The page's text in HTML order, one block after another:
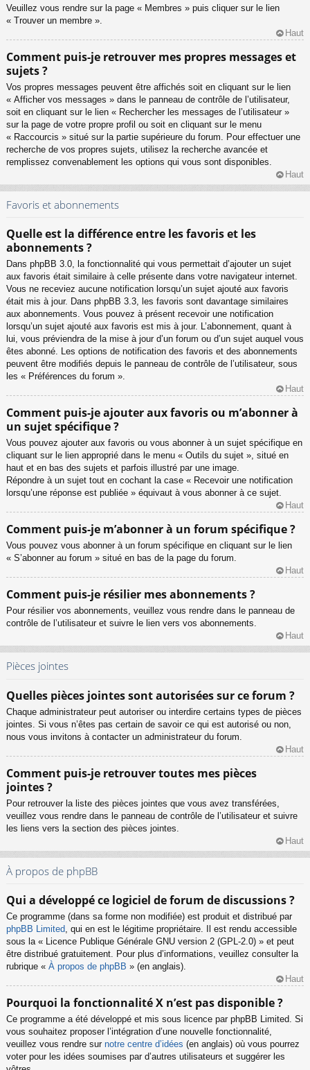
Veuillez vous rendre sur la page « Membres » puis cliquer sur le lien
« Trouver un membre ».
Haut
Comment puis-je retrouver mes propres messages et
sujets ?
Vos propres messages peuvent être affichés soit en cliquant sur le lien
« Afficher vos messages » dans le panneau de contrôle de l’utilisateur,
soit en cliquant sur le lien « Rechercher les messages de l’utilisateur »
sur la page de votre propre profil ou soit en cliquant sur le menu
« Raccourcis » situé sur la partie supérieure du forum. Pour effectuer une
recherche de vos propres sujets, utilisez la recherche avancée et
remplissez convenablement les options qui vous sont disponibles.
Haut
Favoris et abonnements
Quelle est la différence entre les favoris et les
abonnements ?
Dans phpBB 3.0, la fonctionnalité qui vous permettait d’ajouter un sujet
aux favoris était similaire à celle présente dans votre navigateur internet.
Vous ne receviez aucune notification lorsqu’un sujet ajouté aux favoris
était mis à jour. Dans phpBB 3.3, les favoris sont davantage similaires
aux abonnements. Vous pouvez à présent recevoir une notification
lorsqu’un sujet ajouté aux favoris est mis à jour. L’abonnement, quant à
lui, vous préviendra de la mise à jour d’un forum ou d’un sujet auquel vous
êtes abonné. Les options de notification des favoris et des abonnements
peuvent être modifiés depuis le panneau de contrôle de l’utilisateur, sous
les « Préférences du forum ».
Haut
Comment puis-je ajouter aux favoris ou m’abonner à
un sujet spécifique ?
Vous pouvez ajouter aux favoris ou vous abonner à un sujet spécifique en
cliquant sur le lien approprié dans le menu « Outils du sujet », situé en
haut et en bas des sujets et parfois illustré par une image.
Répondre à un sujet tout en cochant la case « Recevoir une notification
lorsqu’une réponse est publiée » équivaut à vous abonner à ce sujet.
Haut
Comment puis-je m’abonner à un forum spécifique ?
Vous pouvez vous abonner à un forum spécifique en cliquant sur le lien
« S’abonner au forum » situé en bas de la page du forum.
Haut
Comment puis-je résilier mes abonnements ?
Pour résilier vos abonnements, veuillez vous rendre dans le panneau de
contrôle de l’utilisateur et suivre le lien vers vos abonnements.
Haut
Pièces jointes
Quelles pièces jointes sont autorisées sur ce forum ?
Chaque administrateur peut autoriser ou interdire certains types de pièces
jointes. Si vous n’êtes pas certain de savoir ce qui est autorisé ou non,
nous vous invitons à contacter un administrateur du forum.
Haut
Comment puis-je retrouver toutes mes pièces
jointes ?
Pour retrouver la liste des pièces jointes que vous avez transférées,
veuillez vous rendre dans le panneau de contrôle de l’utilisateur et suivre
les liens vers la section des pièces jointes.
Haut
À propos de phpBB
Qui a développé ce logiciel de forum de discussions ?
Ce programme (dans sa forme non modifiée) est produit et distribué par
phpBB Limited, qui en est le légitime propriétaire. Il est rendu accessible
sous la « Licence Publique Générale GNU version 2 (GPL-2.0) » et peut
être distribué gratuitement. Pour plus d’informations, veuillez consulter la
rubrique « À propos de phpBB » (en anglais).
Haut
Pourquoi la fonctionnalité X n’est pas disponible ?
Ce programme a été développé et mis sous licence par phpBB Limited. Si
vous souhaitez proposer l’intégration d’une nouvelle fonctionnalité,
veuillez vous rendre sur notre centre d’idées (en anglais) où vous pourrez
voter pour les idées soumises par d’autres utilisateurs et suggérer les